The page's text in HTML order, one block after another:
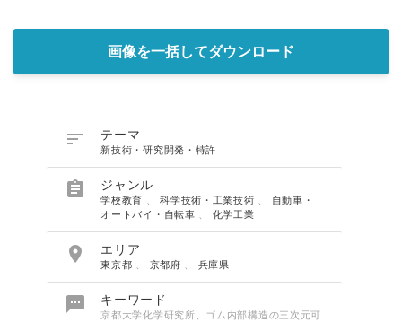
画像を一括してダウンロード
 テーマ
新技術・研究開発・特許
 ジャンル
学校教育 、科学技術・工業技術 、
自動車・
オートバイ・自転車 、 化学工業
 エリア
東京都 、 京都府 、 兵庫県
 キーワード
京都大学化学研究所、ゴム内部構造の三次元可